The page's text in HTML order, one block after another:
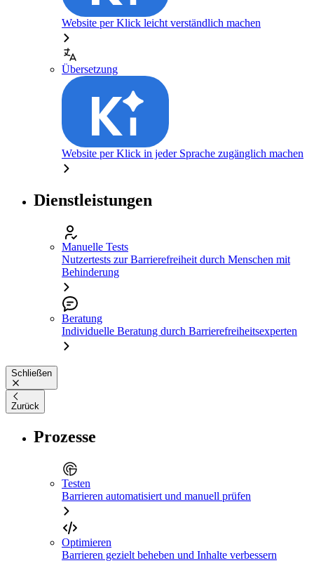
Website per Klick leicht verständlich machen
Übersetzung
Website per Klick in jeder Sprache zugänglich machen
Dienstleistungen
Manuelle Tests
Nutzertests zur Barrierefreiheit durch Menschen mit
Behinderung
Beratung
Individuelle Beratung durch Barrierefreiheitsexperten
Schließen
Zurück
Prozesse
Testen
Barrieren automatisiert und manuell prüfen
Optimieren
Barrieren gezielt beheben und Inhalte verbessern